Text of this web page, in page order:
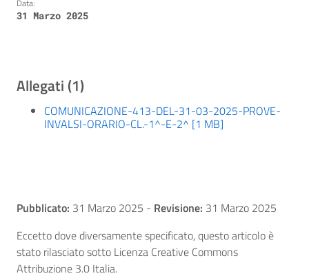
Data:
31 Marzo 2025
Allegati (1)
COMUNICAZIONE-413-DEL-31-03-2025-PROVE-
INVALSI-ORARIO-CL.-1^-E-2^ [1 MB]
Pubblicato: 31 Marzo 2025 - Revisione: 31 Marzo 2025
Eccetto dove diversamente specificato, questo articolo è
stato rilasciato sotto Licenza Creative Commons
Attribuzione 3.0 Italia.